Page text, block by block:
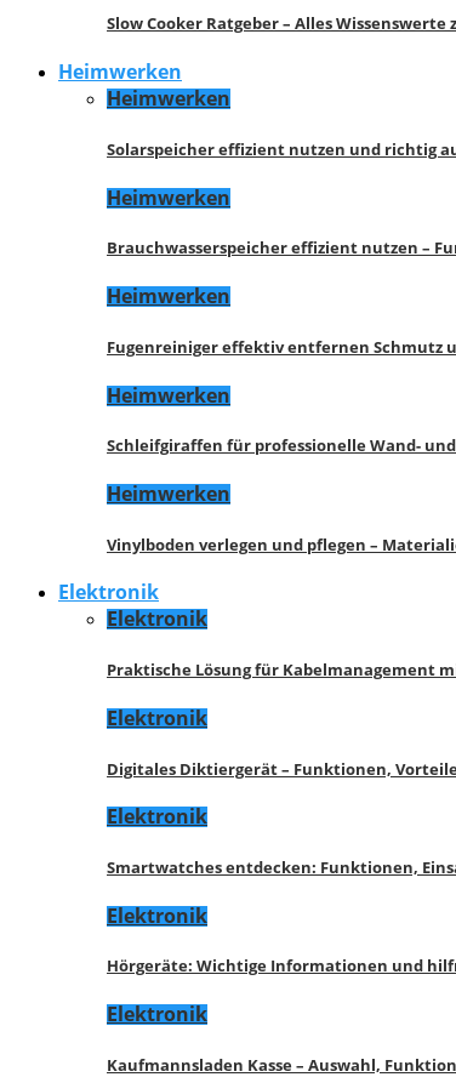
Slow Cooker Ratgeber – Alles
Heimwerken
Heimwerken
Solarspeicher effizient nutzen und richtig
Heimwerken
Brauchwasserspeicher effizient nutzen –
Heimwerken
Fugenreiniger effektiv entfernen Schmutz
Heimwerken
Schleifgiraffen für professionelle Wand-
Heimwerken
Vinylboden verlegen und pflegen –
Elektronik
Elektronik
Praktische Lösung für Kabelmanagement
Elektronik
Digitales Diktiergerät – Funktionen,
Elektronik
Smartwatches entdecken: Funktionen,
Elektronik
Hörgeräte: Wichtige Informationen und
Elektronik
Kaufmannsladen Kasse – Auswahl,